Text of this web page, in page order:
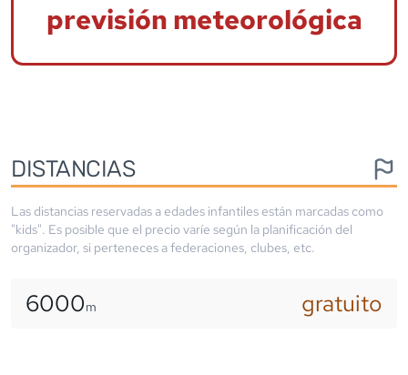
previsión meteorológica
DISTANCIAS
Las distancias reservadas a edades infantiles están marcadas como
"kids". Es posible que el precio varíe según la planificación del
organizador, si perteneces a federaciones, clubes, etc.
6000m gratuito